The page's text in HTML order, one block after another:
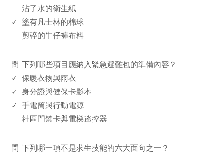
沾了水的衛生紙
✓ 塗有凡士林的棉球
剪碎的牛仔褲布料
問 下列哪些項目應納入緊急避難包的準備內容？
✓ 保暖衣物與雨衣
✓ 身分證與健保卡影本
✓ 手電筒與行動電源
社區門禁卡與電梯遙控器
問 下列哪一項不是求生技能的六大面向之一？